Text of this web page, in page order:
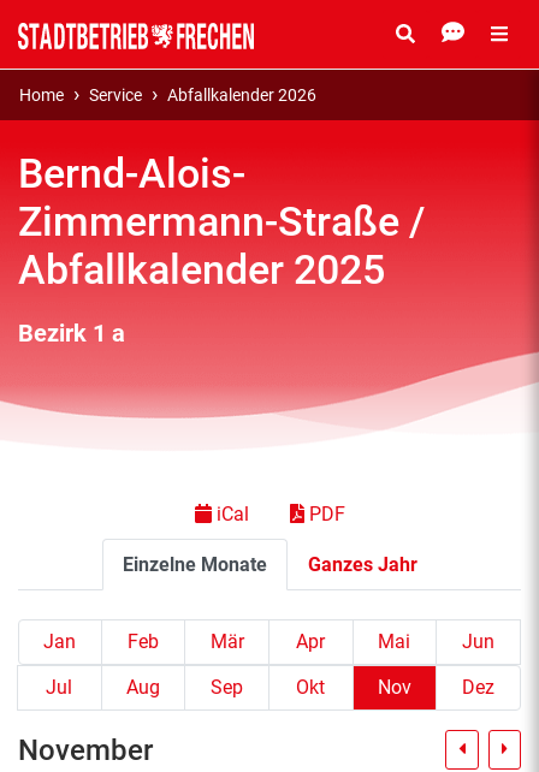
Home Service Abfallkalender 2026
Bernd-Alois-
Zimmermann-Straße /
Abfallkalender 2025
Bezirk 1 a
Einzelne Monate Ganzes Jahr
iCal PDF
Jan Feb Mär Apr Mai
Jun
Jul
Aug Sep Okt Nov Dez
November